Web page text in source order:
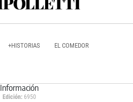
+HISTORIAS EL COMEDOR
Información
Edición: 6950